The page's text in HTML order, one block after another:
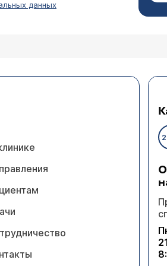
Вы написали - мало для
рак сигмовидной
Сперва они были как
сгустки. Но
подсказать, как
осмотр оставшейся
данных